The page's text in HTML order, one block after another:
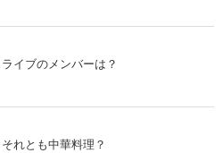
イブのメンバーは？
れとも中華料理？